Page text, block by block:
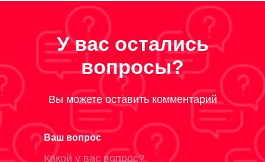
Вы можете оставить комментарий
У вас остались
вопросы?
Ваш вопрос